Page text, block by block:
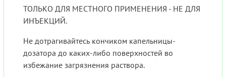
ТОЛЬКО ДЛЯ МЕСТНОГО ПРИМЕНЕНИЯ - НЕ ДЛЯ
ИНЪЕКЦИЙ.
Не дотрагивайтесь кончиком капельницы-
дозатора до каких-либо поверхностей во
избежание загрязнения раствора.